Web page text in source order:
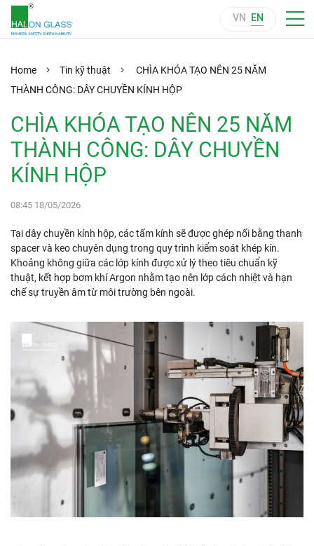
VN EN
Home Tin kỹ thuật
CHÌA KHÓA TẠO NÊN 25 NĂM
THÀNH CÔNG: DÂY CHUYỀN KÍNH HỘP
CHÌA KHÓA TẠO NÊN 25 NĂM
THÀNH CÔNG: DÂY CHUYỀN
KÍNH HỘP
08:45 18/05/2026
Tại dây chuyền kính hộp, các tấm kính sẽ được ghép nối bằng thanh
spacer và keo chuyên dụng trong quy trình kiểm soát khép kín.
Khoảng không giữa các lớp kính được xử lý theo tiêu chuẩn kỹ
thuật, kết hợp bơm khí Argon nhằm tạo nên lớp cách nhiệt và hạn
chế sự truyền âm từ môi trường bên ngoài.